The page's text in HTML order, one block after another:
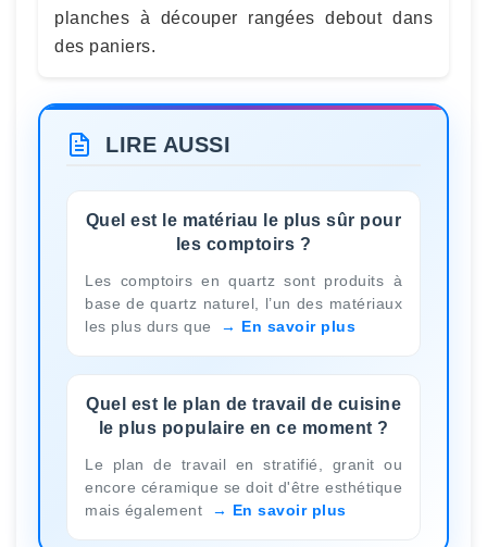
planches à découper rangées debout dans
des paniers.
LIRE AUSSI
Quel est le matériau le plus sûr pour
les comptoirs ?
Les comptoirs en quartz sont produits à
base de quartz naturel, l’un des matériaux
les plus durs que
En savoir plus
Quel est le plan de travail de cuisine
le plus populaire en ce moment ?
Le plan de travail en stratifié, granit ou
encore céramique se doit d'être esthétique
mais également
En savoir plus